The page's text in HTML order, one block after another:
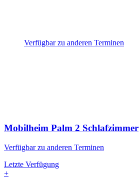
Verfügbar zu anderen Terminen
Mobilheim Palm 2 Schlafzimmer
Verfügbar zu anderen Terminen
Letzte Verfügung
+